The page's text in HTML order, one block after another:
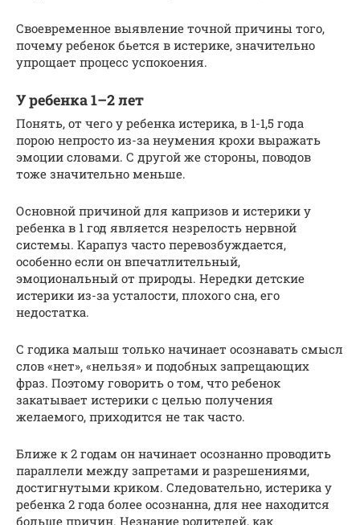
Своевременное выявление точной причины того,
почему ребенок бьется в истерике, значительно
упрощает процесс успокоения.
У ребенка 1–2 лет
Понять, от чего у ребенка истерика, в 1-1,5 года
порою непросто из-за неумения крохи выражать
эмоции словами. С другой же стороны, поводов
тоже значительно меньше.
Основной причиной для капризов и истерики у
ребенка в 1 год является незрелость нервной
системы. Карапуз часто перевозбуждается,
особенно если он впечатлительный,
эмоциональный от природы. Нередки детские
истерики из-за усталости, плохого сна, его
недостатка.
С годика малыш только начинает осознавать смысл
слов «нет», «нельзя» и подобных запрещающих
фраз. Поэтому говорить о том, что ребенок
закатывает истерики с целью получения
желаемого, приходится не так часто.
Ближе к 2 годам он начинает осознанно проводить
параллели между запретами и разрешениями,
достигнутыми криком. Следовательно, истерика у
ребенка 2 года более осознанна, для нее находится
больше причин. Незнание родителей, как